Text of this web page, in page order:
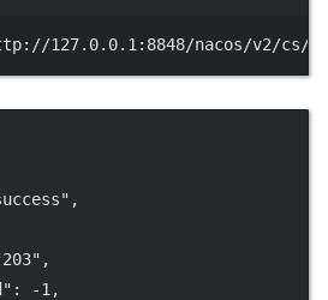
127.0.0.1:8848/nacos/v2/cs/
,
,
: -1 ,